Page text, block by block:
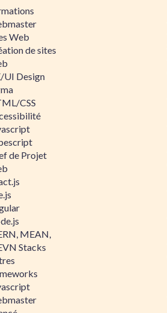
Web
de sites
UI Design
CSS
de Projet
MEAN,
Stacks